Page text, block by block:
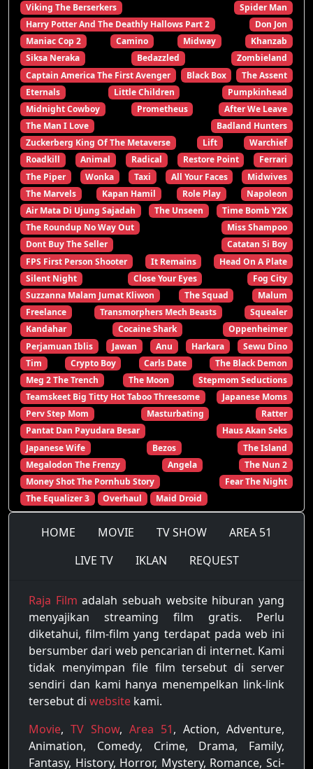
Viking The Berserkers
Spider Man
Harry Potter And The Deathly Hallows Part 2
Don Jon
Maniac Cop 2
Camino Midway
Khanzab
Siksa Neraka
Bedazzled
Zombieland
Captain America The First Avenger
Black Box
The Assent
Eternals
Little Children
Pumpkinhead
Midnight Cowboy
Prometheus
After We Leave
The Man I Love
Badland Hunters
Zuckerberg King Of The Metaverse
Lift
Warchief
Roadkill
Animal Radical Restore Point
Ferrari
The Piper
Wonka Taxi All Your Faces
Midwives
The Marvels
Kapan Hamil Role Play
Napoleon
Air Mata Di Ujung Sajadah
The Unseen
Time Bomb Y2K
The Roundup No Way Out
Miss Shampoo
Dont Buy The Seller
Catatan Si Boy
FPS First Person Shooter
It Remains
Head On A Plate
Silent Night
Close Your Eyes
Fog City
Suzzanna Malam Jumat Kliwon
The Squad
Malum
Freelance
Transmorphers Mech Beasts
Squealer
Kandahar
Cocaine Shark
Oppenheimer
Perjamuan Iblis
Jawan Anu Harkara
Sewu Dino
Tim
Crypto Boy Carls Date
The Black Demon
Meg 2 The Trench
The Moon
Stepmom Seductions
Teamskeet Big Titty Hot Taboo Threesome
Japanese Moms
Perv Step Mom
Masturbating
Ratter
Pantat Dan Payudara Besar
Haus Akan Seks
Japanese Wife
Bezos
The Island
Megalodon The Frenzy
Angela
The Nun 2
Money Shot The Pornhub Story
Fear The Night
The Equalizer 3
Overhaul Maid Droid
HOME MOVIE TV SHOW
AREA 51
LIVE TV
IKLAN REQUEST
Raja Film adalah sebuah website hiburan yang
menyajikan streaming film gratis. Perlu
diketahui, film-film yang terdapat pada web ini
bersumber dari web pencarian di internet. Kami
tidak menyimpan file film tersebut di server
sendiri dan kami hanya menempelkan link-link
tersebut di website kami.
Movie, TV Show, Area 51, Action, Adventure,
Animation, Comedy, Crime, Drama, Family,
Fantasy, History, Horror, Mystery, Romance, Sci-